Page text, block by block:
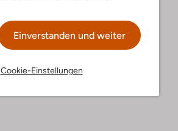
Einverstanden und weiter
Cookie-Einstellungen